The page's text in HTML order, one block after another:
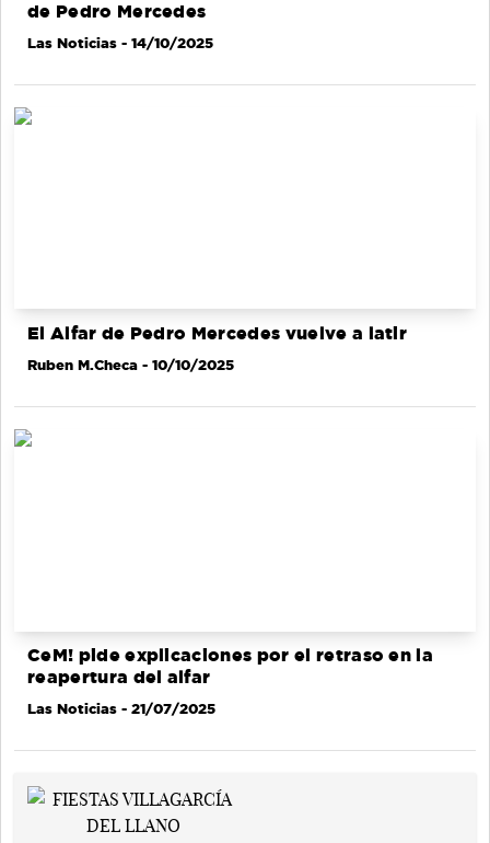
de Pedro Mercedes
Las Noticias - 14/10/2025
El Alfar de Pedro Mercedes vuelve a latir
Ruben M.Checa - 10/10/2025
CeM! pide explicaciones por el retraso en la
reapertura del alfar
Las Noticias - 21/07/2025